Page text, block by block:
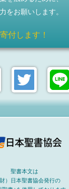
をお願いします。
寄付します！
聖書本文は
財）日本聖書協会発行の